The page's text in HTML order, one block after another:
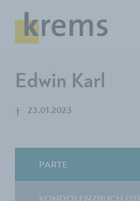
Edwin Karl
† 23.01.2023
PARTE